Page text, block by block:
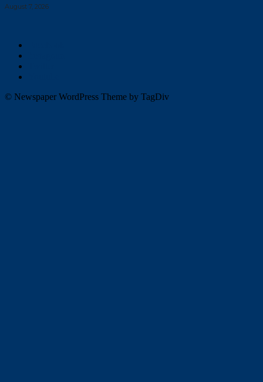
August 7, 2026
© Newspaper WordPress Theme by TagDiv